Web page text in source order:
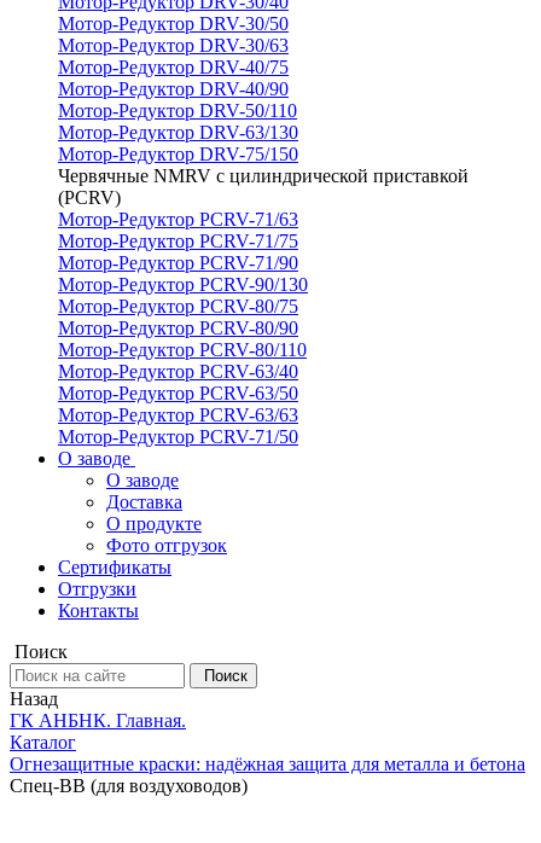
Мотор-Редуктор DRV-30/50
Мотор-Редуктор DRV-30/63
Мотор-Редуктор DRV-40/75
Мотор-Редуктор DRV-40/90
Мотор-Редуктор DRV-50/110
Мотор-Редуктор DRV-63/130
Мотор-Редуктор DRV-75/150
Червячные NMRV с цилиндрической приставкой
(PCRV)
Мотор-Редуктор PCRV-71/63
Мотор-Редуктор PCRV-71/75
Мотор-Редуктор PCRV-71/90
Мотор-Редуктор PCRV-90/130
Мотор-Редуктор PCRV-80/75
Мотор-Редуктор PCRV-80/90
Мотор-Редуктор PCRV-80/110
Мотор-Редуктор PCRV-63/40
Мотор-Редуктор PCRV-63/50
Мотор-Редуктор PCRV-63/63
Мотор-Редуктор PCRV-71/50
О заводе
О заводе
Доставка
О продукте
Фото отгрузок
Сертификаты
Отгрузки
Контакты
Поиск
Поиск
Назад
ГК АНБНК. Главная.
Каталог
Огнезащитные краски: надёжная защита для металла и бетона
Спец-ВВ (для воздуховодов)